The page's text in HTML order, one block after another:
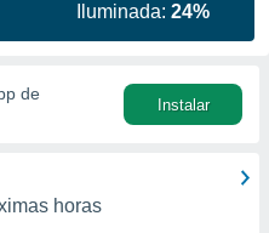
Iluminada:24%
de
Instalar
horas